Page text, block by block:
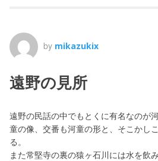
n
t
by mikazukix
遠野の見所
遠野の民話の中でもとくに有名なのが
童の像、交番も河童の形と、そこかし
る。
また常堅寺の裏の猿ヶ石川には水を飲